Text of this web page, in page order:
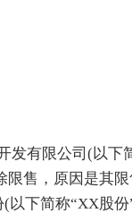
发有限公司(以下
限售，原因是其
以下简称“XX股